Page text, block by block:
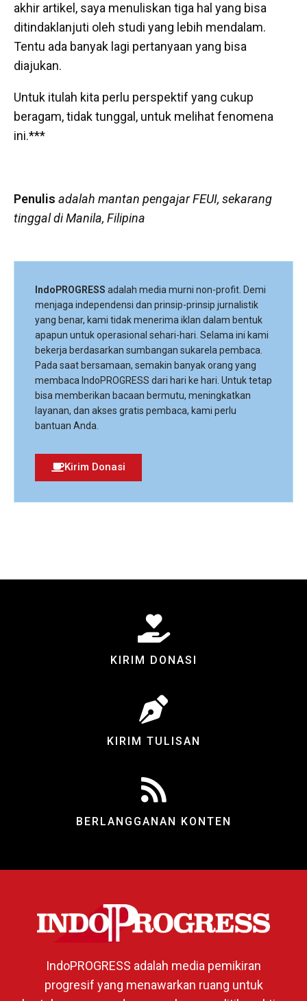
akhir artikel, saya menuliskan tiga hal yang bisa
ditindaklanjuti oleh studi yang lebih mendalam.
Tentu ada banyak lagi pertanyaan yang bisa
diajukan.
Untuk itulah kita perlu perspektif yang cukup
beragam, tidak tunggal, untuk melihat fenomena
ini.***
Penulis adalah mantan pengajar FEUI, sekarang
tinggal di Manila, Filipina
IndoPROGRESS adalah media murni non-profit. Demi
menjaga independensi dan prinsip-prinsip jurnalistik
yang benar, kami tidak menerima iklan dalam bentuk
apapun untuk operasional sehari-hari. Selama ini kami
bekerja berdasarkan sumbangan sukarela pembaca.
Pada saat bersamaan, semakin banyak orang yang
membaca IndoPROGRESS dari hari ke hari. Untuk tetap
bisa memberikan bacaan bermutu, meningkatkan
layanan, dan akses gratis pembaca, kami perlu
bantuan Anda.
Kirim Donasi
KIRIM DONASI
KIRIM TULISAN
BERLANGGANAN KONTEN
IndoPROGRESS adalah media pemikiran
progresif yang menawarkan ruang untuk